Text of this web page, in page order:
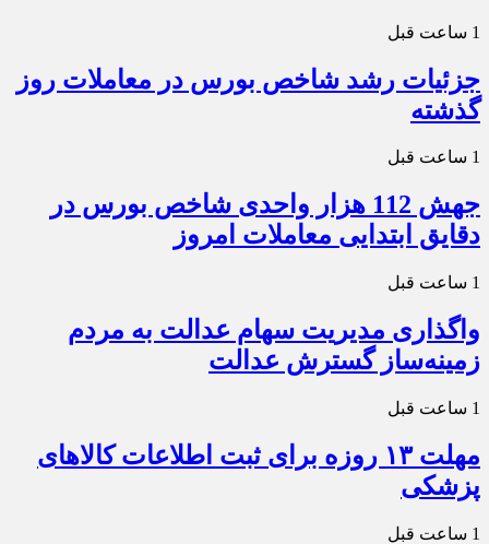
1 ساعت قبل
جزئیات رشد شاخص بورس در معاملات روز
گذشته
1 ساعت قبل
جهش 112 هزار واحدی شاخص بورس در
دقایق ابتدایی معاملات امروز
1 ساعت قبل
واگذاری مدیریت سهام عدالت به مردم
زمینه‌ساز گسترش عدالت
1 ساعت قبل
مهلت ۱۳ روزه برای ثبت اطلاعات کالاهای
پزشکی
1 ساعت قبل